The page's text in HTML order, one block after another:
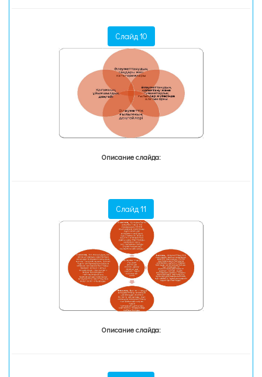
Слайд 10
Описание слайда:
Слайд 11
Описание слайда: